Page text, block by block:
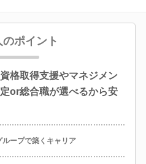
のポイント
格取得支援やマネジメン
or総合職が選べるから安
ループで築くキャリア